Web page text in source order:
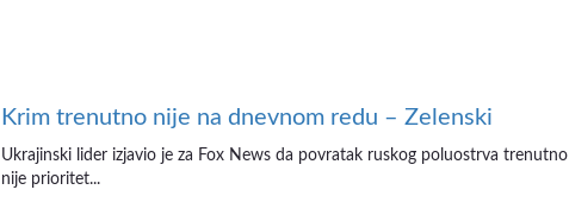
Krim trenutno nije na dnevnom redu – Zelenski
Ukrajinski lider izjavio je za Fox News da povratak ruskog poluostrva trenutno
nije prioritet...